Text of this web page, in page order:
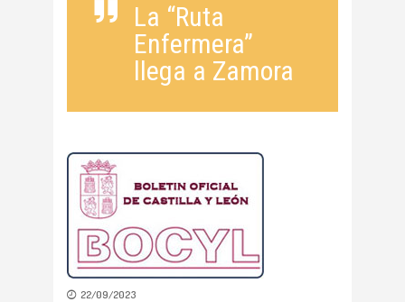
La “Ruta
Enfermera”
llega a Zamora
22/09/2023